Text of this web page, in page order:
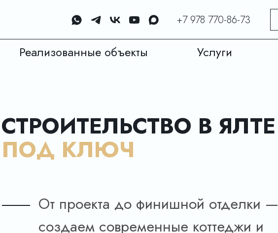
+7 978 770-86-73
Реализованные объекты Услуги
СТРОИТЕЛЬСТВО В ЯЛТЕ
ПОД КЛЮЧ
От проекта до финишной отделки —
создаем современные коттеджи и